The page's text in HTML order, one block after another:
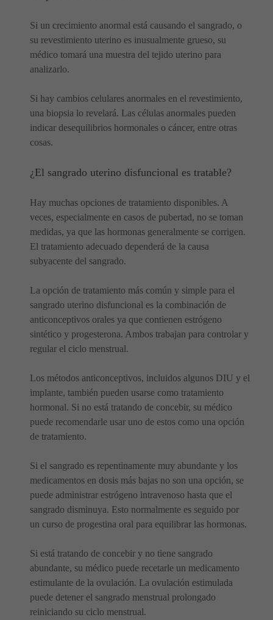
Si un crecimiento anormal está causando el sangrado, o
su revestimiento uterino es inusualmente grueso, su
médico tomará una muestra del tejido uterino para
analizarlo.
Si hay cambios celulares anormales en el revestimiento,
una biopsia lo revelará. Las células anormales pueden
indicar desequilibrios hormonales o cáncer, entre otras
cosas.
¿El sangrado uterino disfuncional es tratable?
Hay muchas opciones de tratamiento disponibles. A
veces, especialmente en casos de pubertad, no se toman
medidas, ya que las hormonas generalmente se corrigen.
El tratamiento adecuado dependerá de la causa
subyacente del sangrado.
La opción de tratamiento más común y simple para el
sangrado uterino disfuncional es la combinación de
anticonceptivos orales ya que contienen estrógeno
sintético y progesterona. Ambos trabajan para controlar y
regular el ciclo menstrual.
Los métodos anticonceptivos, incluidos algunos DIU y el
implante, también pueden usarse como tratamiento
hormonal. Si no está tratando de concebir, su médico
puede recomendarle usar uno de estos como una opción
de tratamiento.
Si el sangrado es repentinamente muy abundante y los
medicamentos en dosis más bajas no son una opción, se
puede administrar estrógeno intravenoso hasta que el
sangrado disminuya. Esto normalmente es seguido por
un curso de progestina oral para equilibrar las hormonas.
Si está tratando de concebir y no tiene sangrado
abundante, su médico puede recetarle un medicamento
estimulante de la ovulación. La ovulación estimulada
puede detener el sangrado menstrual prolongado
reiniciando su ciclo menstrual.